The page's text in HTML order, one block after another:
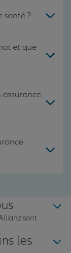
santé ?
et que
sont
les